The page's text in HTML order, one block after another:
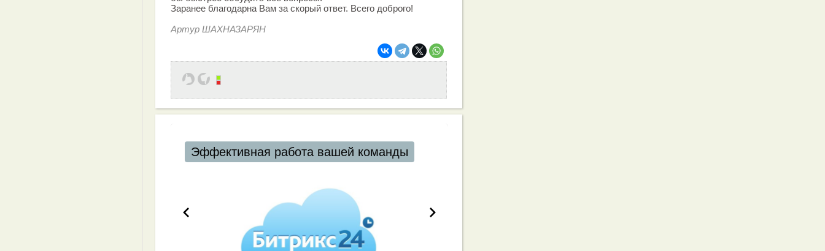
Заранее благодарна Вам за скорый ответ. Всего доброго!
Артур ШАХНАЗАРЯН
Эффективная работа вашей команды